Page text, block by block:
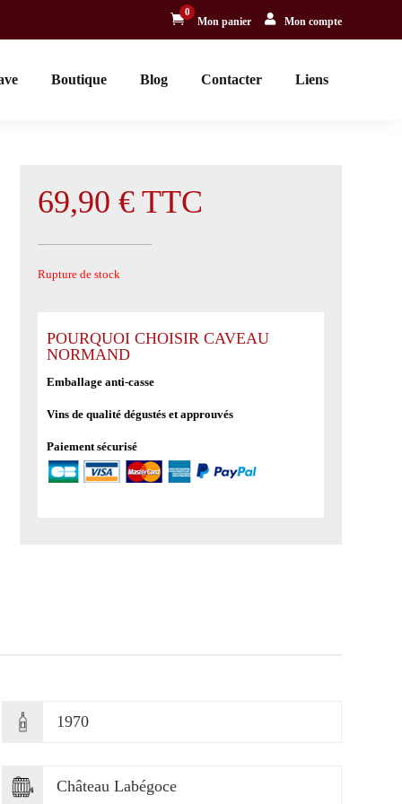

0
Mon panier  Mon compte
Boutique Blog Contacter Liens
69,90 € TTC
Rupture de stock
POURQUOI CHOISIR CAVEAU
NORMAND
Emballage anti-casse
Vins de qualité dégustés et approuvés
Paiement sécurisé
1970
Château Labégoce